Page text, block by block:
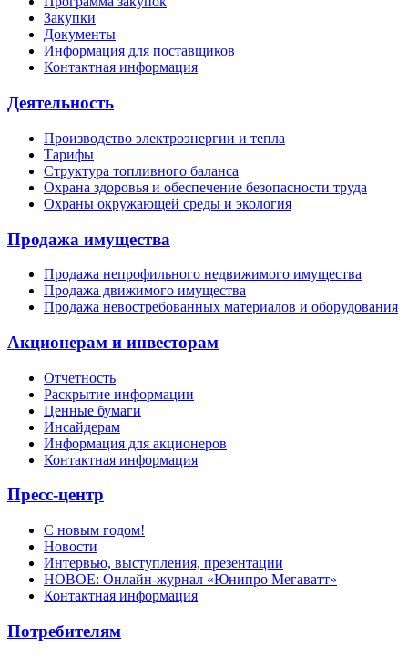
Закупки
Документы
Информация для поставщиков
Контактная информация
Деятельность
Производство электроэнергии и тепла
Тарифы
Структура топливного баланса
Охрана здоровья и обеспечение безопасности труда
Охраны окружающей среды и экология
Продажа имущества
Продажа непрофильного недвижимого имущества
Продажа движимого имущества
Продажа невостребованных материалов и оборудования
Акционерам и инвесторам
Отчетность
Раскрытие информации
Ценные бумаги
Инсайдерам
Информация для акционеров
Контактная информация
Пресс-центр
С новым годом!
Новости
Интервью, выступления, презентации
НОВОЕ: Онлайн-журнал «Юнипро Мегаватт»
Контактная информация
Потребителям